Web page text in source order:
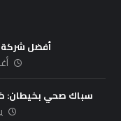
أفضل شركة
سباك صحي بخيطان: